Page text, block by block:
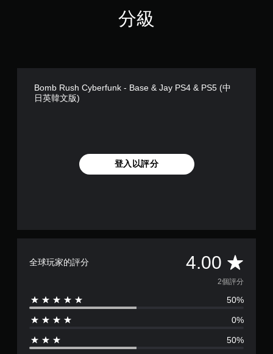
分級
Bomb Rush Cyberfunk - Base & Jay PS4 & PS5 (中
日英韓文版)
登入以評分
全球玩家的評分 4.00 平
均
評
分
2個評分
50%
0%
50%